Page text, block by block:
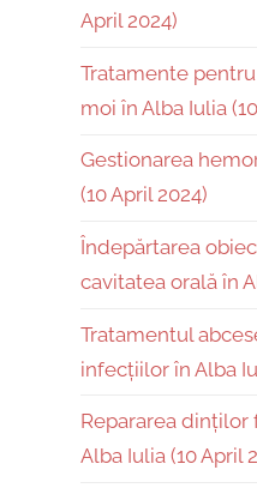
April 2024)
Tratamente
moi în Alba Iulia
Gestionarea
(10 April 2024)
Îndepărtarea
cavitatea orală în
Tratamentul
infecțiilor în Alba
Repararea dinților
Alba Iulia (10 April